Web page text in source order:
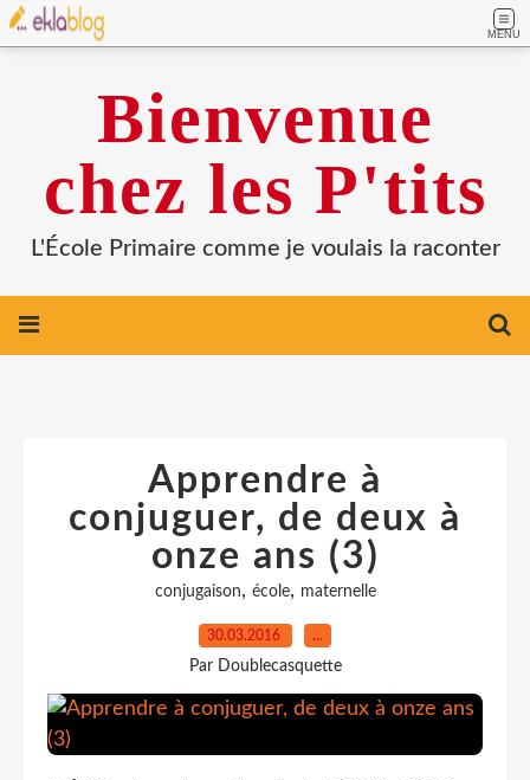
MENU
Bienvenue
chez les P'tits
L'École Primaire comme je voulais la raconter
Apprendre à
conjuguer, de deux à
onze ans (3)
conjugaison, école, maternelle
30.03.2016 …
Par Doublecasquette